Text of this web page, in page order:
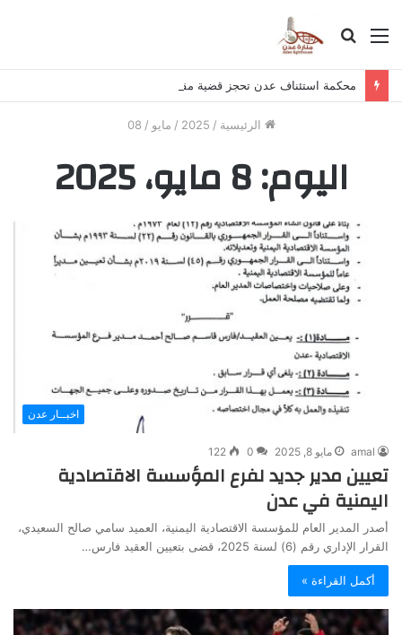
القائمة بحث
الرئيسية /
2025
/ مايو /
08
اليوم:8 مايو، 2025
اخبــار عدن
amal مايو 8, 2025 0
122
تعيين مدير جديد لفرع المؤسسة الاقتصادية
اليمنية في عدن
أصدر المدير العام للمؤسسة الاقتصادية اليمنية، العميد سامي صالح السعيدي،
القرار الإداري رقم (6) لسنة 2025، قضى بتعيين العقيد فارس…
أكمل القراءة »